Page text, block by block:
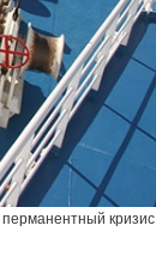
кризис